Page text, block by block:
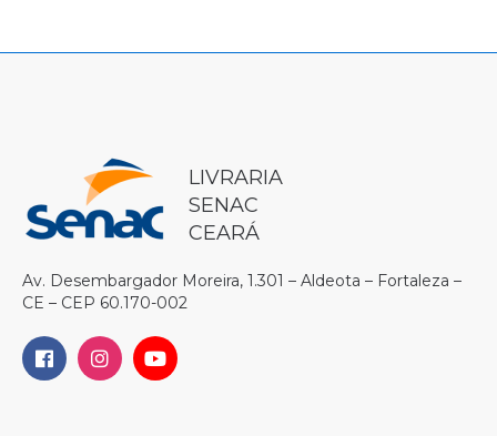
LIVRARIA
SENAC
CEARÁ
Av. Desembargador Moreira, 1.301 – Aldeota – Fortaleza –
CE – CEP 60.170-002